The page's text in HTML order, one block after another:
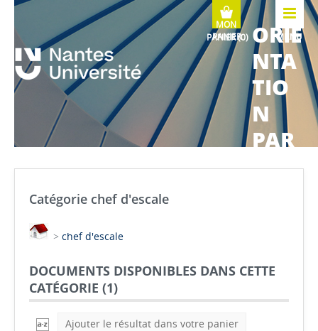
MENU
ORIE
NTA
TIO
N
PAR
COU
Catégorie chef d'escale
> chef d'escale
DOCUMENTS DISPONIBLES DANS CETTE
CATÉGORIE (1)
Ajouter le résultat dans votre panier